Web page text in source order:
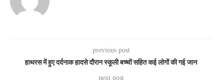
previous post
हाथरस में हुए दर्दनाक हादसे दौरान स्कूली बच्चों सहित कई लोगों की गई जान
next post